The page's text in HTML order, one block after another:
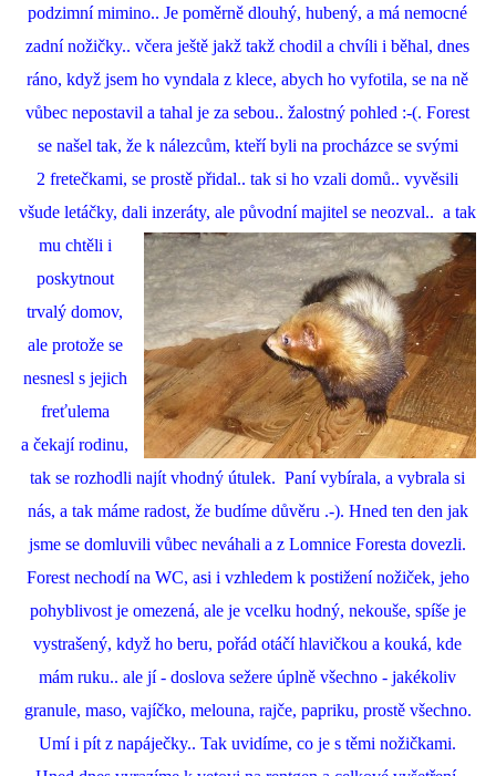
podzimní mimino.. Je poměrně dlouhý, hubený, a má nemocné
zadní nožičky.. včera ještě jakž takž chodil a chvíli i běhal, dnes
ráno, když jsem ho vyndala z klece, abych ho vyfotila, se na ně
vůbec nepostavil a tahal je za sebou.. žalostný pohled :-(. Forest
se našel tak, že k nálezcům, kteří byli na procházce se svými
2 fretečkami, se prostě přidal.. tak si ho vzali domů.. vyvěsili
všude letáčky, dali inzeráty, ale původní majitel se neozval.. a tak
mu chtěli i
poskytnout
trvalý domov,
ale protože se
nesnesl s jejich
freťulema
a čekají rodinu,
tak se rozhodli najít vhodný útulek. Paní vybírala, a vybrala si
nás, a tak máme radost, že budíme důvěru .-). Hned ten den jak
jsme se domluvili vůbec neváhali a z Lomnice Foresta dovezli.
Forest nechodí na WC, asi i vzhledem k postižení nožiček, jeho
pohyblivost je omezená, ale je vcelku hodný, nekouše, spíše je
vystrašený, když ho beru, pořád otáčí hlavičkou a kouká, kde
mám ruku.. ale jí - doslova sežere úplně všechno - jakékoliv
granule, maso, vajíčko, melouna, rajče, papriku, prostě všechno.
Umí i pít z napáječky.. Tak uvidíme, co je s těmi nožičkami.